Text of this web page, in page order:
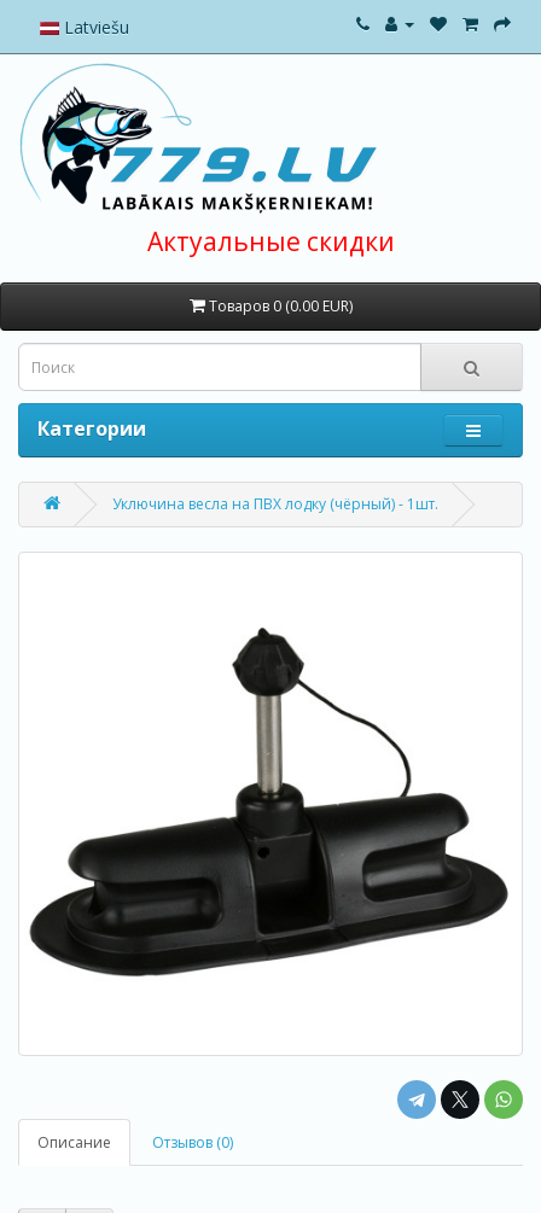
Latviešu
Актуальные скидки
Товаров 0 (0.00 EUR)
Категории
Уключина весла на ПВХ лодку (чёрный) - 1шт.
Описание Отзывов (0)